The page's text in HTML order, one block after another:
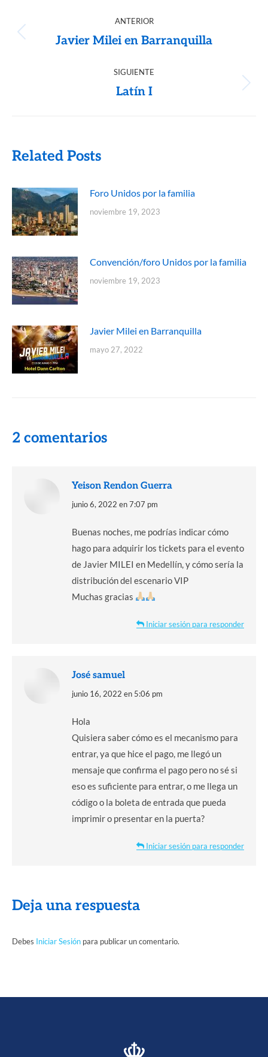
ANTERIOR
Javier Milei en Barranquilla
SIGUIENTE
Latín I
Related Posts
Foro Unidos por la familia
noviembre 19, 2023
Convención/foro Unidos por la familia
noviembre 19, 2023
Javier Milei en Barranquilla
mayo 27, 2022
2 comentarios
Yeison Rendon Guerra
dice:
junio 6, 2022 en 7:07 pm
Buenas noches, me podrías indicar cómo
hago para adquirir los tickets para el evento
de Javier MILEI en Medellín, y cómo sería la
distribución del escenario VIP
Muchas gracias
Iniciar sesión para responder
José samuel
dice:
junio 16, 2022 en 5:06 pm
Hola
Quisiera saber cómo es el mecanismo para
entrar, ya que hice el pago, me llegó un
mensaje que confirma el pago pero no sé si
eso es suficiente para entrar, o me llega un
código o la boleta de entrada que pueda
imprimir o presentar en la puerta?
Iniciar sesión para responder
Deja una respuesta
Debes Iniciar Sesión para publicar un comentario.